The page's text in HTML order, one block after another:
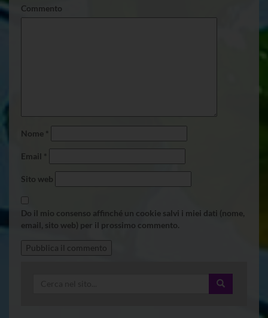
Commento
Nome *
Email *
Sito web
Do il mio consenso affinché un cookie salvi i miei dati (nome,
email, sito web) per il prossimo commento.